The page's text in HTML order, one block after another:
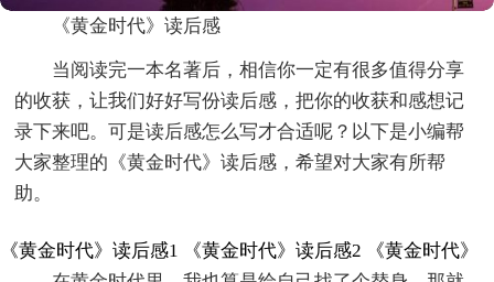
《黄金时代》读后感
当阅读完一本名著后，相信你一定有很多值得分享
的收获，让我们好好写份读后感，把你的收获和感想记
录下来吧。可是读后感怎么写才合适呢？以下是小编帮
大家整理的《黄金时代》读后感，希望对大家有所帮
助。
《黄金时代》读后感1
《黄金时代》读后感2 《黄金时代》